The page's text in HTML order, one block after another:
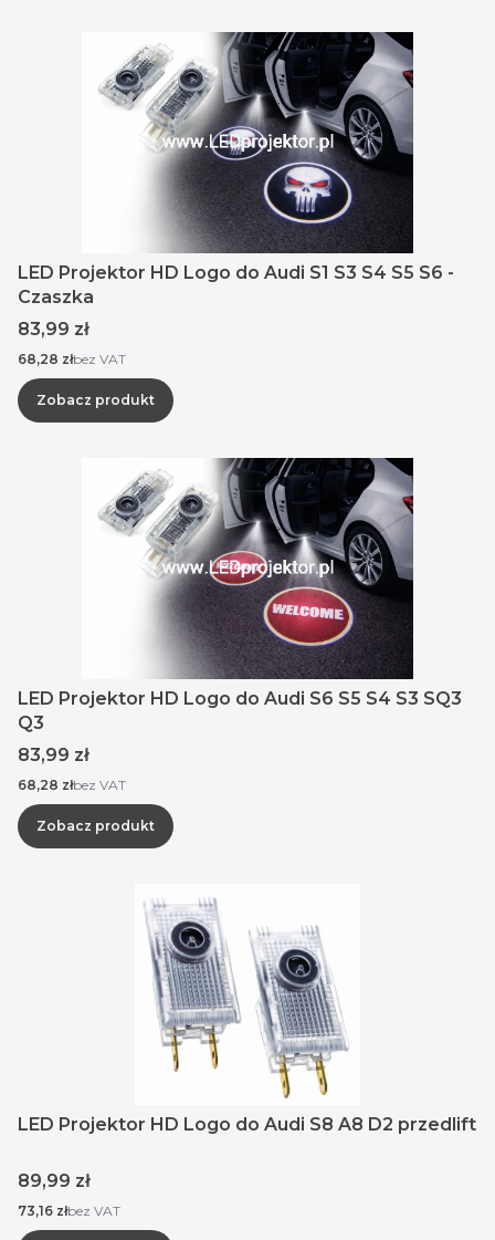
LED Projektor HD Logo do Audi S1 S3 S4 S5 S6 -
Czaszka
Cena
83,99 zł
Cena
68,28 złbez VAT
Zobacz produkt
LED Projektor HD Logo do Audi S6 S5 S4 S3 SQ3
Q3
Cena
83,99 zł
Cena
68,28 złbez VAT
Zobacz produkt
LED Projektor HD Logo do Audi S8 A8 D2 przedlift
Cena
89,99 zł
Cena
73,16 złbez VAT